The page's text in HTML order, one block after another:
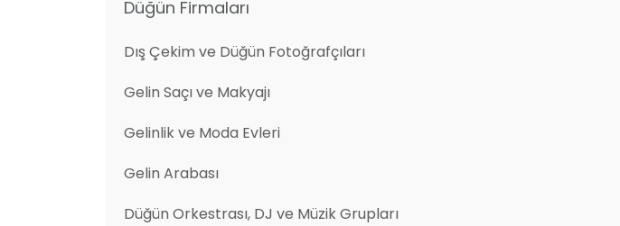
Düğün Firmaları
Dış Çekim ve Düğün Fotoğrafçıları
Gelin Saçı ve Makyajı
Gelinlik ve Moda Evleri
Gelin Arabası
Düğün Orkestrası, DJ ve Müzik Grupları